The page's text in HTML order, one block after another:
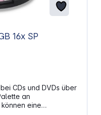
1x25 Philips DVD-R 4,7GB 16x SP
CDs und DVDs über
an